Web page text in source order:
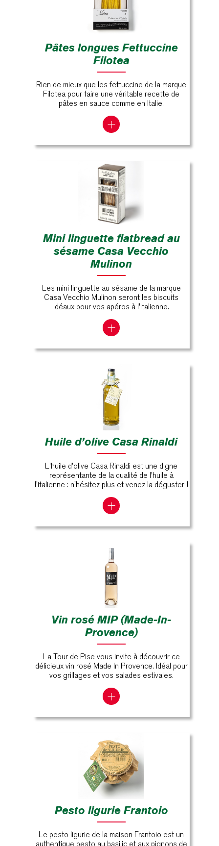
Pâtes longues Fettuccine
Filotea
Rien de mieux que les fettuccine de la marque
Filotea pour faire une véritable recette de
pâtes en sauce comme en Italie.
Mini linguette flatbread au
sésame Casa Vecchio
Mulinon
Les mini linguette au sésame de la marque
Casa Vecchio Mulinon seront les biscuits
idéaux pour vos apéros à l'italienne.
Huile d’olive Casa Rinaldi
L'huile d'olive Casa Rinaldi est une digne
représentante de la qualité de l'huile à
l'italienne : n'hésitez plus et venez la déguster !
Vin rosé MIP (Made-In-
Provence)
La Tour de Pise vous invite à découvrir ce
délicieux vin rosé Made In Provence. Idéal pour
vos grillages et vos salades estivales.
Pesto ligurie Frantoio
Le pesto ligurie de la maison Frantoio est un
authentique pesto au basilic et aux pignons de